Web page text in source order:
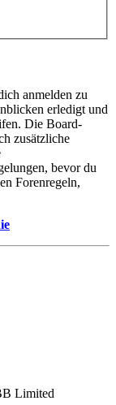
anmelden zu
erledigt und
Die Board-
zusätzliche
bevor du
Forenregeln,
Limited